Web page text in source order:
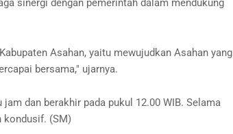
sinergi dengan pemerintah dalam mendukung
Asahan, yaitu mewujudkan Asahan yang
bersama," ujarnya.
dan berakhir pada pukul 12.00 WIB. Selama
kondusif. (SM)